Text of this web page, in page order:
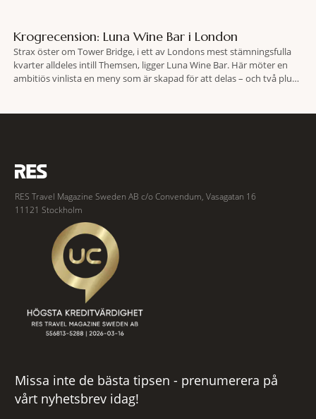
Krogrecension: Luna Wine Bar i London
Strax öster om Tower Bridge, i ett av Londons mest stämningsfulla
kvarter alldeles intill Themsen, ligger Luna Wine Bar. Här möter en
ambitiös vinlista en meny som är skapad för att delas – och två plus
RES Travel Magazine Sweden AB c/o Convendum, Vasagatan 16
11121 Stockholm
Missa inte de bästa tipsen - prenumerera på
vårt nyhetsbrev idag!